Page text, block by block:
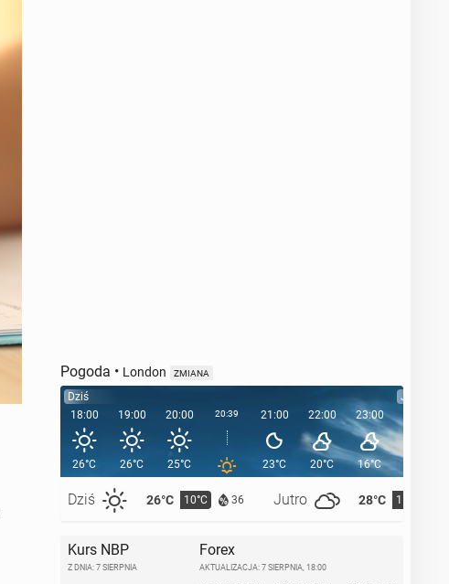
Pogoda • London ZMIANA
Dziś
18:00
26°C
Dziś 26°C 10°C 36 Jutro 28°C 11°C
19:00
26°C
20:00
25°C
20:39 21:00
23°C
22:00
20°C
23:00
16°C
Jutro
00:00
Kurs NBP
Z DNIA: 7 SIERPNIA
Forex
AKTUALIZACJA: 7 SIERPNIA, 18:00